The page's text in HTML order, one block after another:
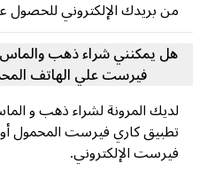
بريدك الإلكتروني للحصول على
يمكنني شراء ذهب والماس يلا
فيرست علي الهاتف المحمول و
المرونة لشراء ذهب و الماس يلا
كاري فيرست المحمول أو من
الإلكتروني.